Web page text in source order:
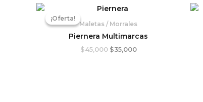
¡Oferta!
¡Oferta!
Maletas / Morrales
Piernera Multimarcas
$45,000
El
original
$45,000.
$35,000
actual
$35,000.